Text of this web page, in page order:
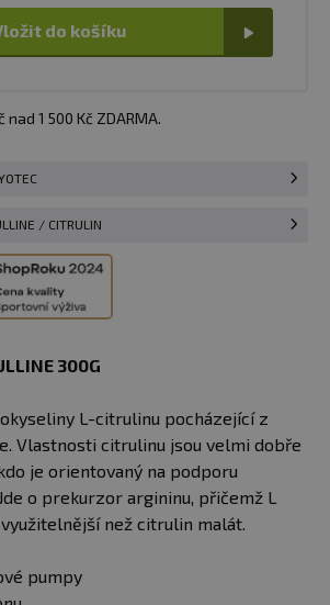
do košíku
1 500 Kč ZDARMA.
/ CITRULIN
300G
L-citrulinu pocházející z
Vlastnosti citrulinu jsou velmi dobře
je orientovaný na podporu
o prekurzor argininu, přičemž L
než citrulin malát.
pumpy